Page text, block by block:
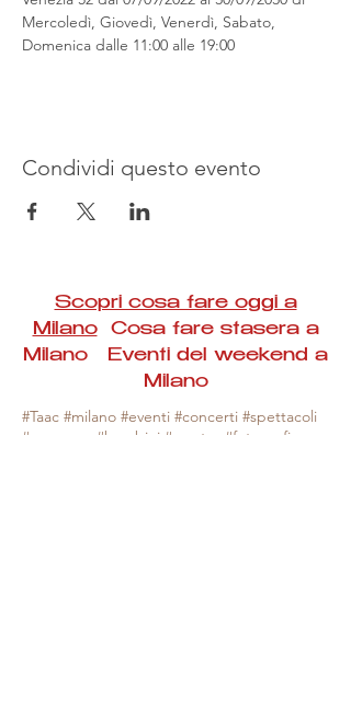
Mercoledì, Giovedì, Venerdì, Sabato,
Domenica dalle 11:00 alle 19:00
Condividi questo evento
Scopri cosa fare oggi a
MilanoCosa fare stasera a
Milano Eventi del weekend a
Milano
#Taac #milano #eventi #concerti #spettacoli
#rassegne #bambini #mostre #fotografia